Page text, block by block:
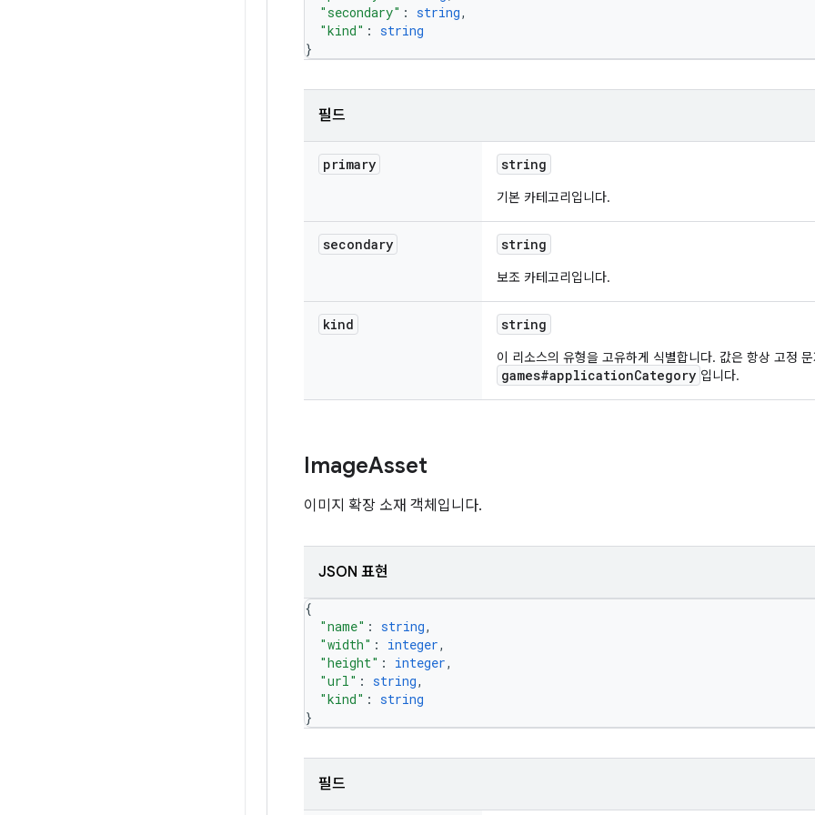
"secondary" : string,
"kind" : string
}
필드
primary string
기본 카테고리입니다.
secondary string
보조 카테고리입니다.
kind string
이 리소스의 유형을 고유하게 식별합니다. 값은 항상 고정
games#applicationCategory 입니다.
ImageAsset
이미지 확장 소재 객체입니다.
JSON 표현
{
"name" : string,
"width" : integer,
"height" : integer,
"url" : string,
"kind" : string
}
필드